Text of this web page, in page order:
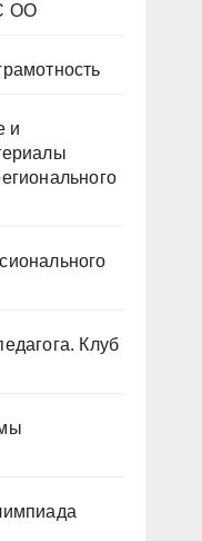
ОО
и
Клуб